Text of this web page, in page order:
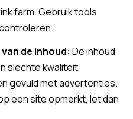
farm. Gebruik tools
de inhoud: De inhoud
slechte kwaliteit,
gevuld met advertenties.
een site opmerkt, let dan